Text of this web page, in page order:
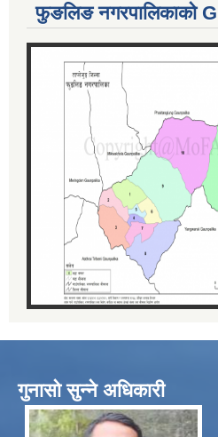
फुङलिङ नगरपालिकाको
गुनासो सुन्ने अधिकारी